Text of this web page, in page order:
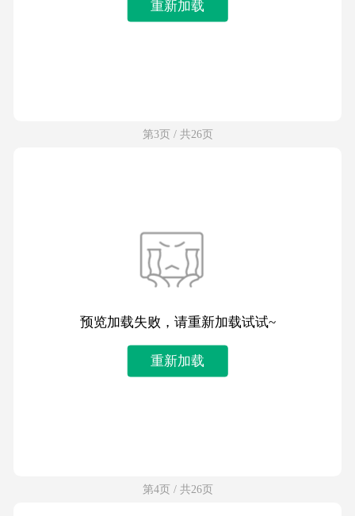
重新加载
第3页 / 共26页
预览加载失败，请重新加载试试~
重新加载
第4页 / 共26页